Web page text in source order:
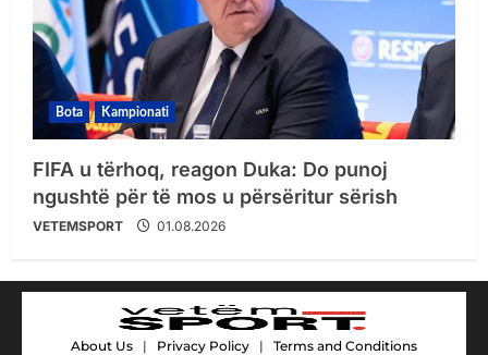
Bota Kampionati
FIFA u tërhoq, reagon Duka: Do punoj
ngushtë për të mos u përsëritur sërish
VETEMSPORT 01.08.2026
About Us | Privacy Policy | Terms and Conditions